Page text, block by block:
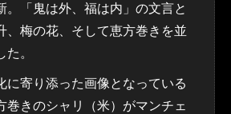
。「鬼は外、福は内」の文言と
、梅の花、そして恵方巻きを並
。
寄り添った画像となっている
巻きのシャリ（米）がマンチェ